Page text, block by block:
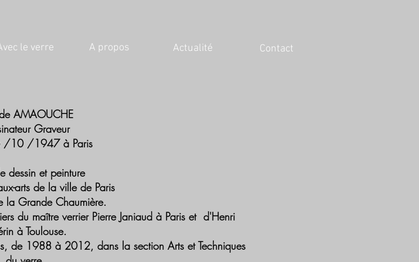
le verre A propos Actualité Contact
AMAOUCHE
Graveur
/10 /1947 à Paris
dessin et peinture
arts de la ville de Paris
la Grande Chaumière.
du maître verrier Pierre Janiaud à Paris et d'Henri
à Toulouse.
de 1988 à 2012, dans la section Arts et Techniques